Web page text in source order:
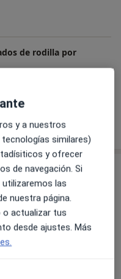
de rodilla por
Dirección 3
Juan Bravo
y a nuestros
similares)
y ofrecer
de navegación. Si
las
nuestra página.
o actualizar tus
desde ajustes. Más